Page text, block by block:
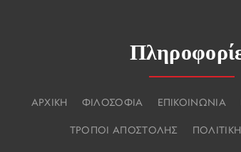
ΑΡΧΙΚΗ ΦΙΛΟΣΟΦΙΑ ΕΠΙΚΟΙΝΩΝΙΑ
ΤΡΟΠΟΙ ΑΠΟΣΤΟΛΗΣ